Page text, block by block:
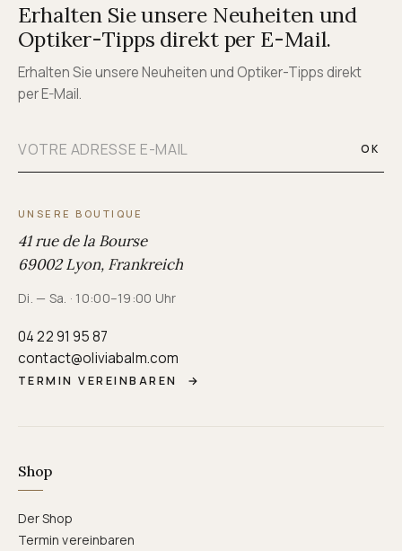
Erhalten Sie unsere Neuheiten und
Optiker-Tipps direkt per E-Mail.
Erhalten Sie unsere Neuheiten und Optiker-Tipps direkt
per E-Mail.
OK
UNSERE BOUTIQUE
41 rue de la Bourse
69002 Lyon, Frankreich
Di. — Sa. · 10:00–19:00 Uhr
04 22 91 95 87
contact@oliviabalm.com
TERMIN VEREINBAREN →
Shop
Der Shop
Termin vereinbaren